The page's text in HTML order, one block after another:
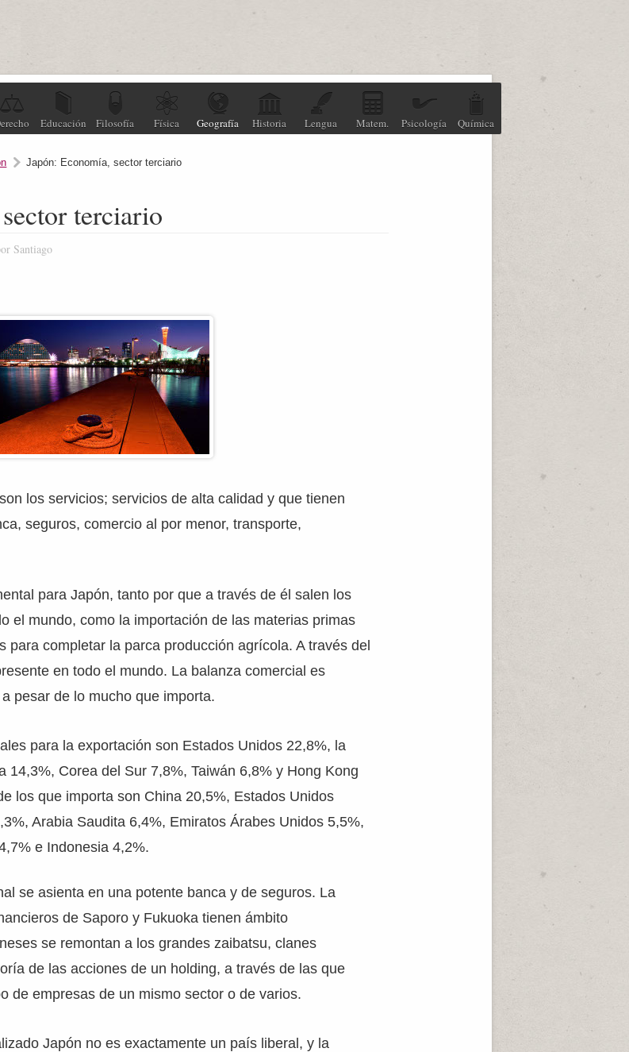
Educación Filosofía Física Geografía Historia Lengua Matem. Psicología Química
Japón: Economía, sector terciario
terciario
Santiago
los servicios; servicios de alta calidad y que tienen
seguros, comercio al por menor, transporte,
para Japón, tanto por que a través de él salen los
el mundo, como la importación de las materias primas
para completar la parca producción agrícola. A través del
en todo el mundo. La balanza comercial es
pesar de lo mucho que importa.
para la exportación son Estados Unidos 22,8%, la
14,3%, Corea del Sur 7,8%, Taiwán 6,8% y Hong Kong
los que importa son China 20,5%, Estados Unidos
Arabia Saudita 6,4%, Emiratos Árabes Unidos 5,5%,
e Indonesia 4,2%.
se asienta en una potente banca y de seguros. La
de Saporo y Fukuoka tienen ámbito
se remontan a los grandes zaibatsu, clanes
de las acciones de un holding, a través de las que
de empresas de un mismo sector o de varios.
Japón no es exactamente un país liberal, y la